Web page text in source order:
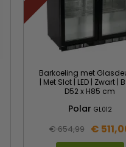
Barkoeling met
| Met Slot | LED | Zwart |
D52 x H85 cm
Polar GL012
€ 654,99 €